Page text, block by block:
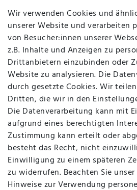
Ibbenbüren - wir beraten Sie
Mehr erfahren
Wir verwenden Cookies und
unserer Website und verarbeiten
von Besucher:innen unserer
z.B. Inhalte und Anzeigen zu
Drittanbietern einzubinden oder
Website zu analysieren. Die
durch gesetzte Cookies. Wir
Dritten, die wir in den
Die Datenverarbeitung kann mit
aufgrund eines berechtigten
Zustimmung kann erteilt oder
besteht das Recht, nicht
Einwilligung zu einem späteren
zu widerrufen. Beachten Sie unser
Hinweise zur Verwendung
plentymarkets Template von
BACK TO TOP